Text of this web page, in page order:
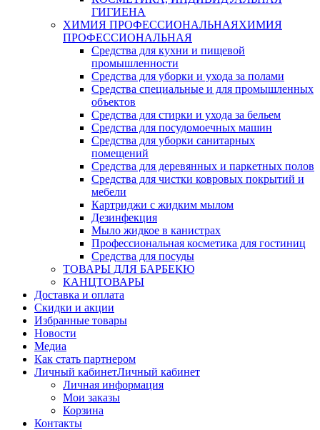
ГИГИЕНА
ХИМИЯ ПРОФЕССИОНАЛЬНАЯХИМИЯ
ПРОФЕССИОНАЛЬНАЯ
Средства для кухни и пищевой
промышленности
Средства для уборки и ухода за полами
Средства специальные и для промышленных
объектов
Средства для стирки и ухода за бельем
Средства для посудомоечных машин
Средства для уборки санитарных
помещений
Средства для деревянных и паркетных полов
Средства для чистки ковровых покрытий и
мебели
Картриджи с жидким мылом
Дезинфекция
Мыло жидкое в канистрах
Профессиональная косметика для гостиниц
Средства для посуды
ТОВАРЫ ДЛЯ БАРБЕКЮ
КАНЦТОВАРЫ
Доставка и оплата
Скидки и акции
Избранные товары
Новости
Медиа
Как стать партнером
Личный кабинетЛичный кабинет
Личная информация
Мои заказы
Корзина
Контакты